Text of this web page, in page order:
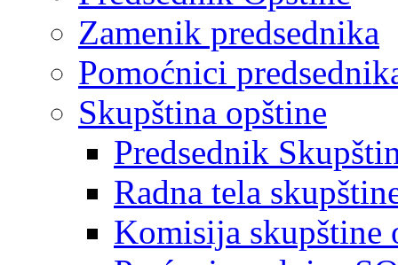
Zamenik predsednika
Pomoćnici
Skupština opštine
Predsednik
Radna tela
Komisija skupštine